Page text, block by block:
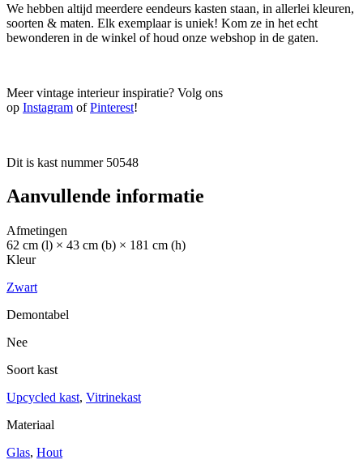
We hebben altijd meerdere eendeurs kasten staan, in allerlei kleuren,
soorten & maten. Elk exemplaar is uniek! Kom ze in het echt
bewonderen in de winkel of houd onze webshop in de gaten.
Meer vintage interieur inspiratie? Volg ons
op Instagram ofPinterest!
Dit is kast nummer 50548
Aanvullende informatie
Afmetingen
62 cm (l) × 43 cm (b) × 181 cm (h)
Kleur
Zwart
Demontabel
Nee
Soort kast
Upcycled kast, Vitrinekast
Materiaal
Glas, Hout